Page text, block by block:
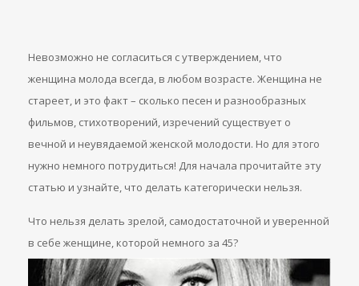
Невозможно не согласиться с утверждением, что
женщина молода всегда, в любом возрасте. Женщина не
стареет, и это факт – сколько песен и разнообразных
фильмов, стихотворений, изречений существует о
вечной и неувядаемой женской молодости. Но для этого
нужно немного потрудиться! Для начала прочитайте эту
статью и узнайте, что делать категорически нельзя.
Что нельзя делать зрелой, самодостаточной и уверенной
в себе женщине, которой немного за 45?